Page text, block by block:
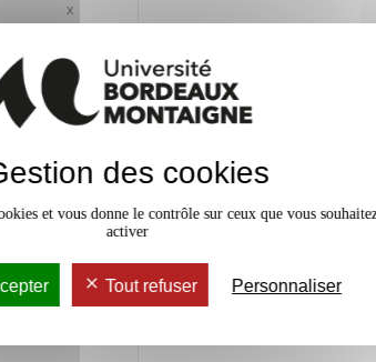
x
x
des cookies
et vous donne le contrôle sur ceux que vous
activer
Tout refuser Personnaliser